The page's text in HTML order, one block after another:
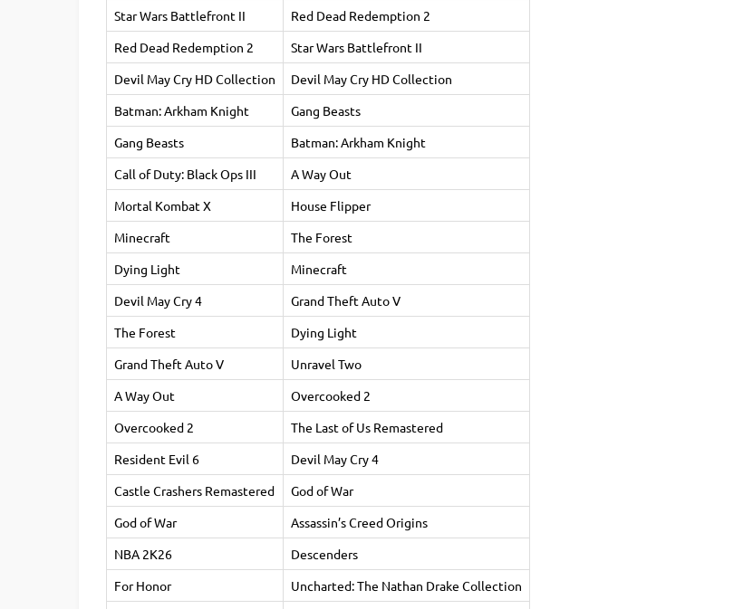
Star Wars Battlefront II
Red Dead Redemption 2
Red Dead Redemption 2
Star Wars Battlefront II
Devil May Cry HD Collection
Devil May Cry HD Collection
Batman: Arkham Knight
Gang Beasts
Gang Beasts
Batman: Arkham Knight
Call of Duty: Black Ops III
A Way Out
Mortal Kombat X
House Flipper
Minecraft
The Forest
Dying Light
Minecraft
Devil May Cry 4
Grand Theft Auto V
The Forest
Dying Light
Grand Theft Auto V
Unravel Two
A Way Out
Overcooked 2
Overcooked 2
The Last of Us Remastered
Resident Evil 6
Devil May Cry 4
Castle Crashers Remastered
God of War
God of War
Assassin’s Creed Origins
NBA 2K26
Descenders
For Honor
Uncharted: The Nathan Drake Collection